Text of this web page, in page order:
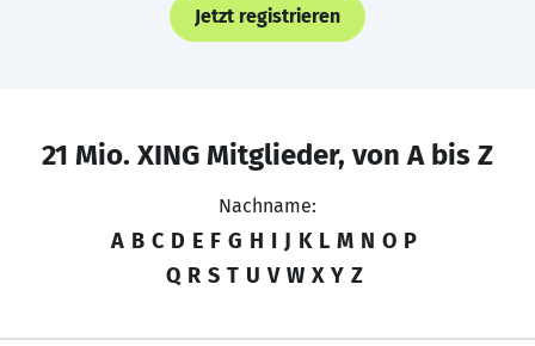
Jetzt registrieren
21 Mio. XING Mitglieder, von A bis Z
Nachname:
A B C D E F G H I J K L M N O P
Q R S T U V W X Y Z